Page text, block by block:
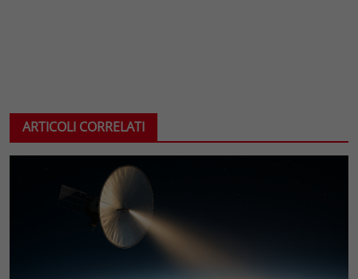
ARTICOLI CORRELATI